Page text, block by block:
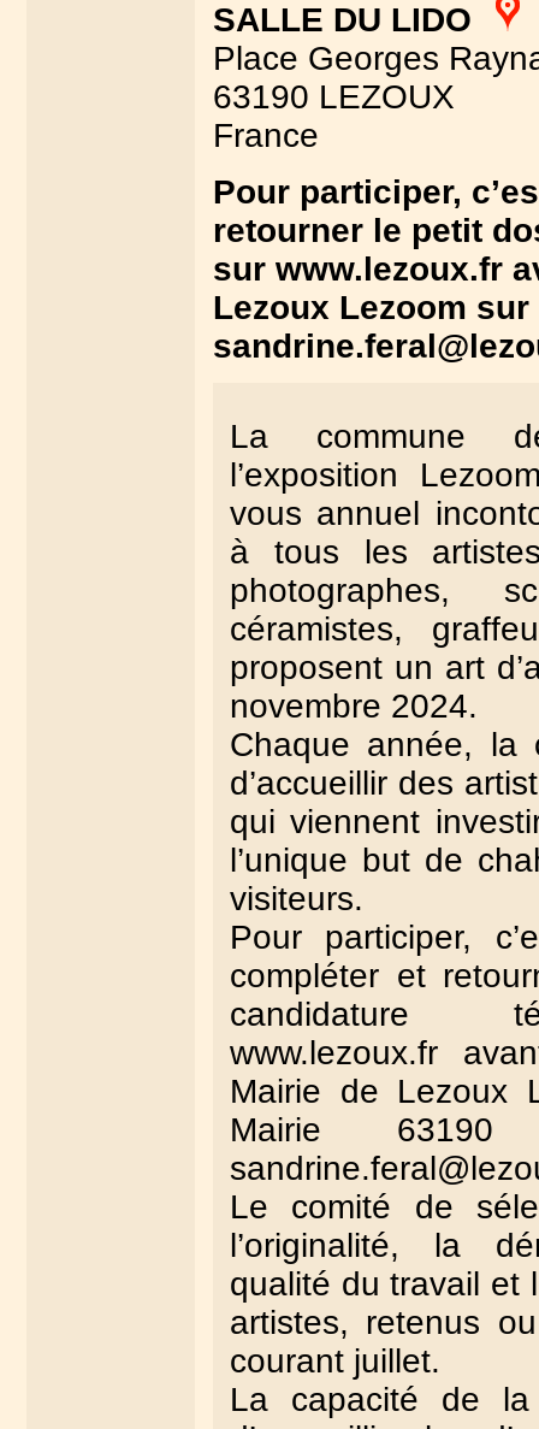
SALLE DU LIDO
Place Georges
63190 LEZOUX
France
Pour participer,
retourner le petit
sur www.lezoux.fr
Lezoux Lezoom sur
La commune
l’exposition
vous annuel
à tous les
photographes,
céramistes,
proposent un art
novembre 2024.
Chaque année, la
d’accueillir des
qui viennent
l’unique but de
visiteurs.
Pour participer,
compléter et
candidature
www.lezoux.fr
Mairie de Lezoux
Mairie
Le comité de
l’originalité, la
qualité du travail et
artistes, retenus
courant juillet.
La capacité de